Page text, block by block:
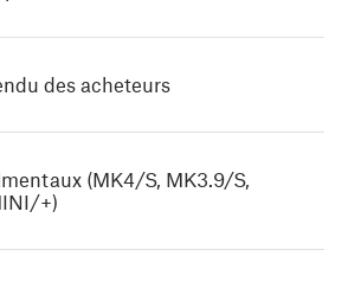
des acheteurs
(MK4/S, MK3.9/S,
+)